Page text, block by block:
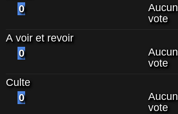
0
Aucun
vote
A voir et revoir
0
Aucun
vote
Culte
0
Aucun
vote